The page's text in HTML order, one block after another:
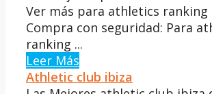
Ver más para athletics ranking
Compra con seguridad: Para
ranking ...
Leer Más
Athletic club ibiza